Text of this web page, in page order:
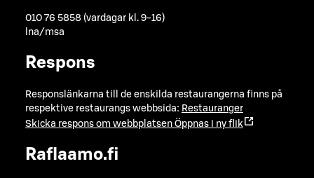
010 76 5858 (vardagar kl. 9-16)
lna/msa
Respons
Responslänkarna till de enskilda restaurangerna finns på
respektive restaurangs webbsida: Restauranger
Skicka respons om webbplatsen Öppnas i ny flik
Raflaamo.fi